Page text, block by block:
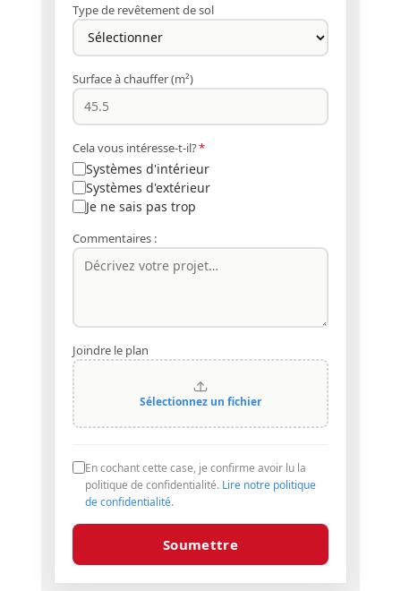
Type de revêtement de sol
Surface à chauffer (m²)
Cela vous intéresse-t-il?*
Systèmes d'intérieur
Systèmes d'extérieur
Je ne sais pas trop
Commentaires :
Joindre le plan
Sélectionnez un fichier
En cochant cette case, je confirme avoir lu la
politique de confidentialité. Lire notre politique
de confidentialité.
Soumettre